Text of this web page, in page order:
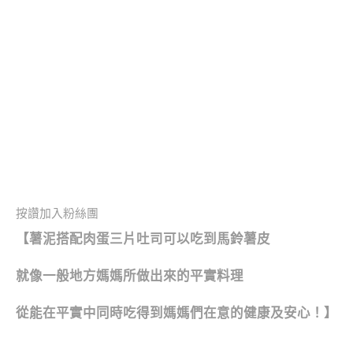
按讚加入粉絲團
【薯泥搭配肉蛋三片吐司可以吃到馬鈴薯皮
就像一般地方媽媽所做出來的平實料理
從能在平實中同時吃得到媽媽們在意的健康及安心！】